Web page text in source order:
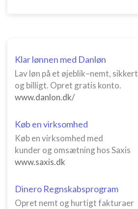
Klar lønnen med Danløn
Lav løn på et øjeblik–nemt, sikkert
og billigt. Opret gratis konto.
www.danlon.dk/
Køb en virksomhed
Køb en virksomhed med
kunder og omsætning hos Saxis
www.saxis.dk
Dinero Regnskabsprogram
Opret nemt og hurtigt fakturaer